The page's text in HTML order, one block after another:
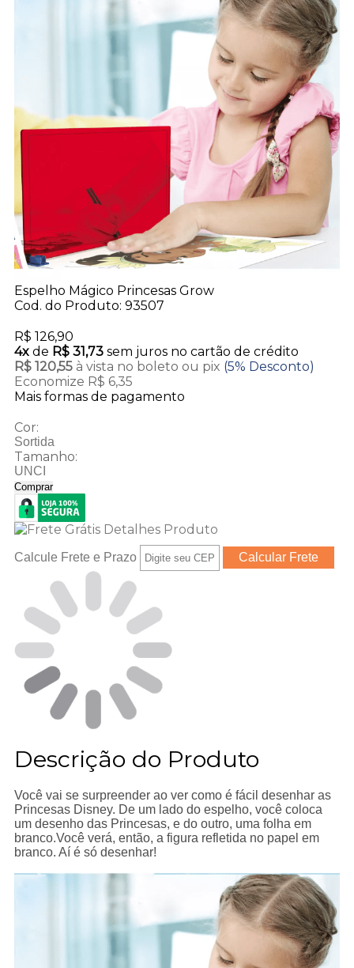
Espelho Mágico Princesas Grow
Cod. do Produto: 93507
R$ 126,90
4xde R$ 31,73 sem juros no cartão de crédito
R$ 120,55 à vista no boleto ou pix (5% Desconto)
Economize R$ 6,35
Mais formas de pagamento
Cor:
Sortida
Tamanho:
UNCI
Comprar
Calcule Frete e Prazo
Descrição do Produto
Você vai se surpreender ao ver como é fácil desenhar as
Princesas Disney. De um lado do espelho, você coloca
um desenho das Princesas, e do outro, uma folha em
branco.Você verá, então, a figura refletida no papel em
branco. Aí é só desenhar!